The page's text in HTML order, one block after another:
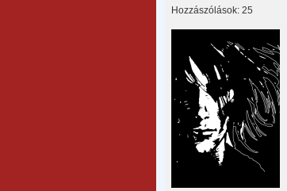
Hozzászólások: 25